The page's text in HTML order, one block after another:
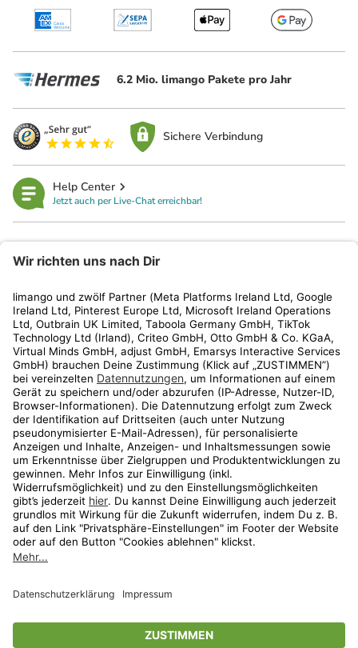
6.2 Mio. limango Pakete pro Jahr
Sichere Verbindung
Help Center
Jetzt auch per Live-Chat erreichbar!
Kundenservice
Shop
Aktionen
Travel